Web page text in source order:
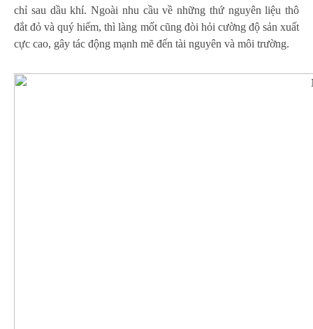
chỉ sau dầu khí. Ngoài nhu cầu về những thứ nguyên liệu thô
đắt đỏ và quý hiếm, thì làng mốt cũng đòi hỏi cường độ sản xuất
cực cao, gây tác động mạnh mẽ đến tài nguyên và môi trường.